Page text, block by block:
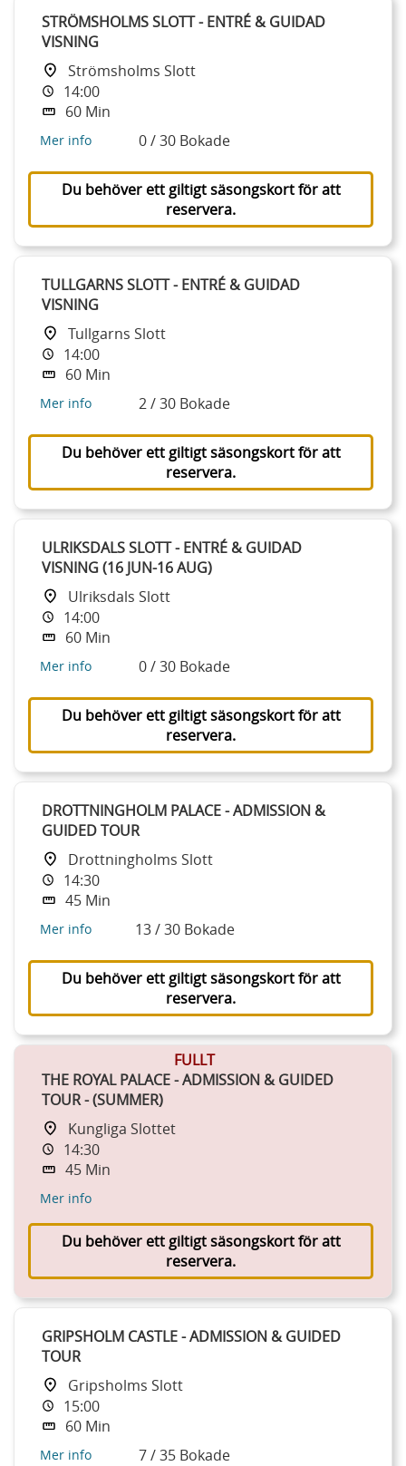
STRÖMSHOLMS SLOTT - ENTRÉ & GUIDAD
VISNING
Strömsholms Slott
14:00
60 Min
Mer info 0 / 30 Bokade
Du behöver ett giltigt säsongskort för att
reservera.
TULLGARNS SLOTT - ENTRÉ & GUIDAD
VISNING
Tullgarns Slott
14:00
60 Min
Mer info 2 / 30 Bokade
Du behöver ett giltigt säsongskort för att
reservera.
ULRIKSDALS SLOTT - ENTRÉ & GUIDAD
VISNING (16 JUN-16 AUG)
Ulriksdals Slott
14:00
60 Min
Mer info 0 / 30 Bokade
Du behöver ett giltigt säsongskort för att
reservera.
DROTTNINGHOLM PALACE - ADMISSION &
GUIDED TOUR
Drottningholms Slott
14:30
45 Min
Mer info 13 / 30 Bokade
Du behöver ett giltigt säsongskort för att
reservera.
FULLT
THE ROYAL PALACE - ADMISSION & GUIDED
TOUR - (SUMMER)
Kungliga Slottet
14:30
45 Min
Mer info
Du behöver ett giltigt säsongskort för att
reservera.
GRIPSHOLM CASTLE - ADMISSION & GUIDED
TOUR
Gripsholms Slott
15:00
60 Min
Mer info 7 / 35 Bokade